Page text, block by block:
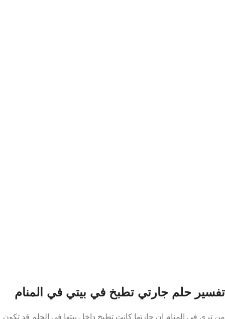
تفسير حلم جارتي تطبخ في بيتي في المنام
من ترى في المنام ان جارتها كانت تطبخ داخل بيتها في الحلم قد تكون